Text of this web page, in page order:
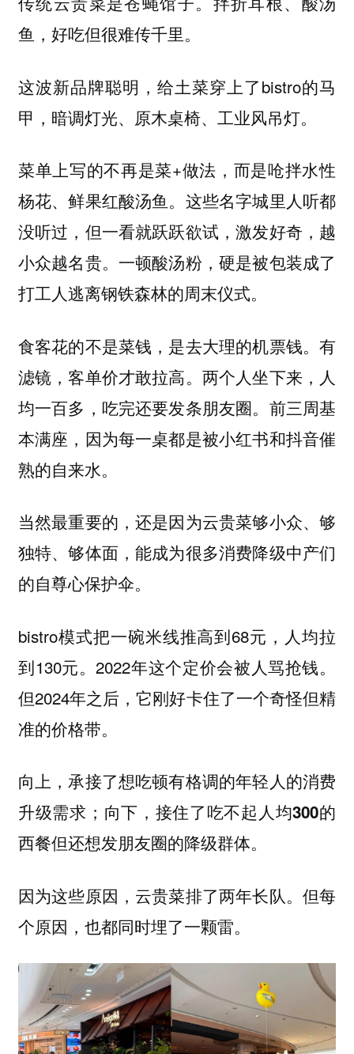
鱼，好吃但很难传千里。
这波新品牌聪明，给土菜穿上了bistro的马
甲，暗调灯光、原木桌椅、工业风吊灯。
菜单上写的不再是菜+做法，而是呛拌水性
杨花、鲜果红酸汤鱼。这些名字城里人听都
没听过，但一看就跃跃欲试，激发好奇，越
小众越名贵。一顿酸汤粉，硬是被包装成了
打工人逃离钢铁森林的周末仪式。
食客花的不是菜钱，是去大理的机票钱。有
滤镜，客单价才敢拉高。两个人坐下来，人
均一百多，吃完还要发条朋友圈。前三周基
本满座，因为每一桌都是被小红书和抖音催
熟的自来水。
当然最重要的，还是因为云贵菜够小众、够
独特、够体面，能成为很多消费降级中产们
的自尊心保护伞。
bistro模式把一碗米线推高到68元，人均拉
到130元。2022年这个定价会被人骂抢钱。
但2024年之后，它刚好卡住了一个奇怪但精
准的价格带。
向上，承接了想吃顿有格调的年轻人的消费
升级需求；向下，接住了吃不起人均300的
西餐但还想发朋友圈的降级群体。
因为这些原因，云贵菜排了两年长队。但每
个原因，也都同时埋了一颗雷。